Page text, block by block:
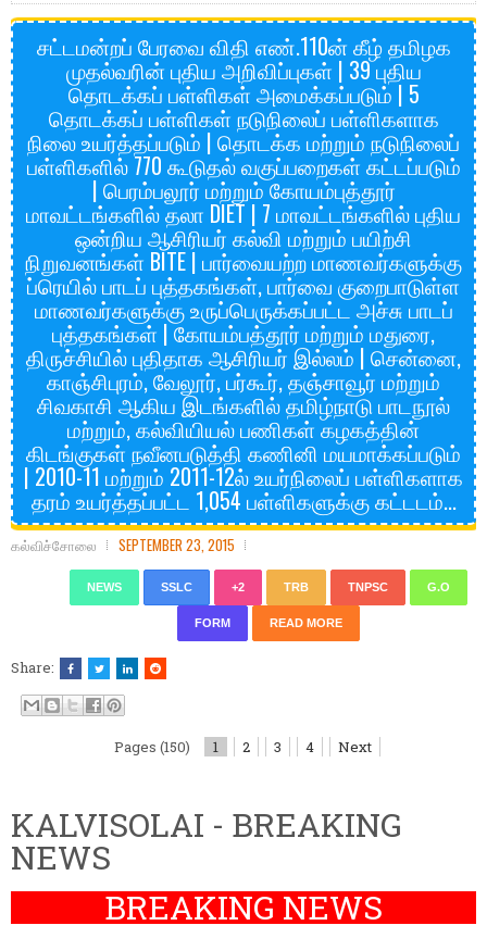
சட்டமன்றப் பேரவை விதி எண்.110ன் கீழ் தமிழக
முதல்வரின் புதிய அறிவிப்புகள் | 39 புதிய
தொடக்கப் பள்ளிகள் அமைக்கப்படும் | 5
தொடக்கப் பள்ளிகள் நடுநிலைப் பள்ளிகளாக
நிலை உயர்த்தப்படும் | தொடக்க மற்றும் நடுநிலைப்
பள்ளிகளில் 770 கூடுதல் வகுப்பறைகள் கட்டப்படும்
| பெரம்பலூர் மற்றும் கோயம்புத்தூர்
மாவட்டங்களில் தலா DIET | 7 மாவட்டங்களில் புதிய
ஒன்றிய ஆசிரியர் கல்வி மற்றும் பயிற்சி
நிறுவனங்கள் BITE | பார்வையற்ற மாணவர்களுக்கு
ப்ரெயில் பாடப் புத்தகங்கள், பார்வை குறைபாடுள்ள
மாணவர்களுக்கு உருப்பெருக்கப்பட்ட அச்சு பாடப்
புத்தகங்கள் | கோயம்பத்தூர் மற்றும் மதுரை,
திருச்சியில் புதிதாக ஆசிரியர் இல்லம் | சென்னை,
காஞ்சிபுரம், வேலூர், பர்கூர், தஞ்சாவூர் மற்றும்
சிவகாசி ஆகிய இடங்களில் தமிழ்நாடு பாடநூல்
மற்றும், கல்வியியல் பணிகள் கழகத்தின்
கிடங்குகள் நவீனபடுத்தி கணினி மயமாக்கப்படும்
| 2010-11 மற்றும் 2011-12ல் உயர்நிலைப் பள்ளிகளாக
தரம் உயர்த்தப்பட்ட 1,054 பள்ளிகளுக்கு கட்டடம்...
கல்விச்சோலை SEPTEMBER 23, 2015
NEWS SSLC +2 TRB TNPSC G.O
FORM READ MORE
Share:
Pages (150) 1 2 3 4 Next
KALVISOLAI - BREAKING
NEWS
BREAKING NEWS